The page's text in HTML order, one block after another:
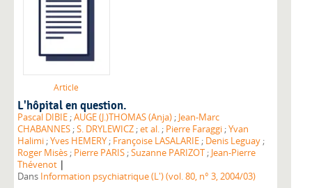
Article
L'hôpital en question.
Pascal DIBIE ;AUGE (J.)THOMAS (Anja) ; Jean-Marc
CHABANNES ;S. DRYLEWICZ ;et al. ; Pierre Faraggi ;Yvan
Halimi ;Yves HEMERY ; Françoise LASALARIE ; Denis Leguay ;
Roger Misès ; Pierre PARIS ;Suzanne PARIZOT ; Jean-Pierre
Thévenot |
Dans Information psychiatrique (L') (vol. 80, n° 3, 2004/03)